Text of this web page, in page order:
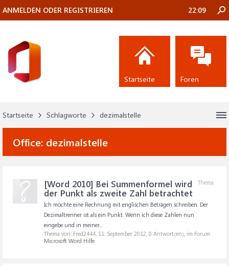
Startseite Schlagworte dezimalstelle
Office: dezimalstelle
Thema
[Word 2010] Bei Summenformel wird
der Punkt als zweite Zahl betrachtet
Ich möchte eine Rechnung mit englischen Beträgen schreiben. Der
Dezimaltrenner ist als ein Punkt. Wenn ich diese Zahlen nun
eingebe und in meiner...
Thema von: Fred2444, 11. September 2012, 0 Antwort(en), im Forum:
Microsoft Word Hilfe
ANMELDEN ODER REGISTRIEREN 22:09
Startseite Foren